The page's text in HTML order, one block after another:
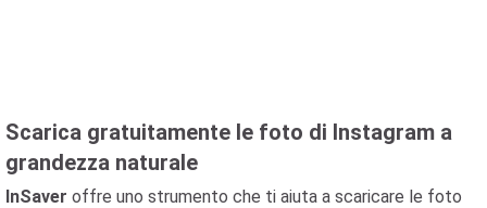
Scarica gratuitamente le foto di Instagram a
grandezza naturale
InSaver offre uno strumento che ti aiuta a scaricare le foto